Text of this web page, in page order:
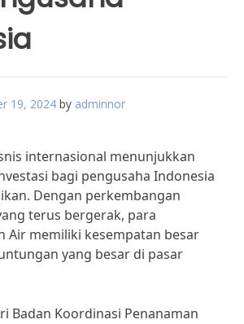
19, 2024 by adminnor
internasional menunjukkan
bagi pengusaha Indonesia
Dengan perkembangan
terus bergerak, para
Air memiliki kesempatan besar
yang besar di pasar
Badan Koordinasi Penanaman